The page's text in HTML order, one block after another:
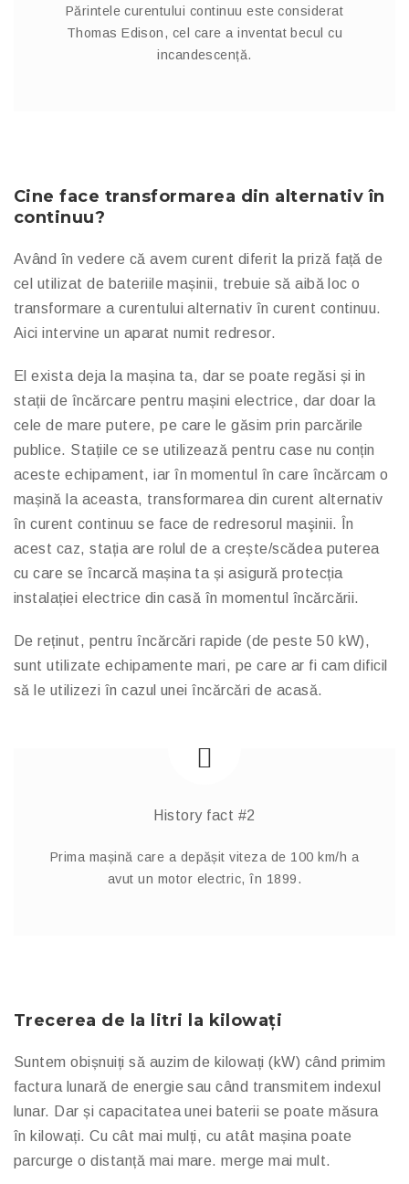
Părintele curentului continuu este considerat
Thomas Edison, cel care a inventat becul cu
incandescență.
Cine face transformarea din alternativ în
continuu?
Având în vedere că avem curent diferit la priză față de
cel utilizat de bateriile mașinii, trebuie să aibă loc o
transformare a curentului alternativ în curent continuu.
Aici intervine un aparat numit redresor.
El exista deja la mașina ta, dar se poate regăsi și in
stații de încărcare pentru mașini electrice, dar doar la
cele de mare putere, pe care le găsim prin parcările
publice. Stațiile ce se utilizează pentru case nu conțin
aceste echipament, iar în momentul în care încărcam o
mașină la aceasta, transformarea din curent alternativ
în curent continuu se face de redresorul maşinii. În
acest caz, stația are rolul de a crește/scădea puterea
cu care se încarcă mașina ta și asigură protecția
instalației electrice din casă în momentul încărcării.
De reținut, pentru încărcări rapide (de peste 50 kW),
sunt utilizate echipamente mari, pe care ar fi cam dificil
să le utilizezi în cazul unei încărcări de acasă.
History fact #2
Prima mașină care a depășit viteza de 100 km/h a
avut un motor electric, în 1899.
Trecerea de la litri la kilowați
Suntem obișnuiți să auzim de kilowați (kW) când primim
factura lunară de energie sau când transmitem indexul
lunar. Dar și capacitatea unei baterii se poate măsura
în kilowați. Cu cât mai mulți, cu atât mașina poate
parcurge o distanță mai mare. merge mai mult.